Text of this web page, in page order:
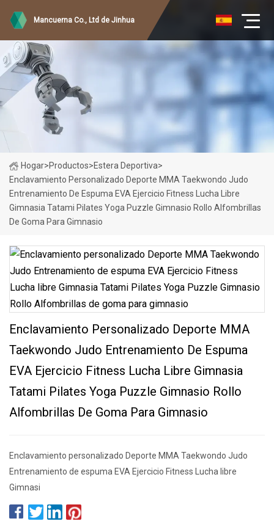
Mancuerna Co., Ltd de Jinhua
Hogar>Productos>Estera Deportiva>
Enclavamiento Personalizado Deporte MMA Taekwondo Judo
Entrenamiento De Espuma EVA Ejercicio Fitness Lucha Libre
Gimnasia Tatami Pilates Yoga Puzzle Gimnasio Rollo Alfombrillas
De Goma Para Gimnasio
Enclavamiento Personalizado Deporte MMA
Taekwondo Judo Entrenamiento De Espuma
EVA Ejercicio Fitness Lucha Libre Gimnasia
Tatami Pilates Yoga Puzzle Gimnasio Rollo
Alfombrillas De Goma Para Gimnasio
Enclavamiento personalizado Deporte MMA Taekwondo Judo
Entrenamiento de espuma EVA Ejercicio Fitness Lucha libre
Gimnasi